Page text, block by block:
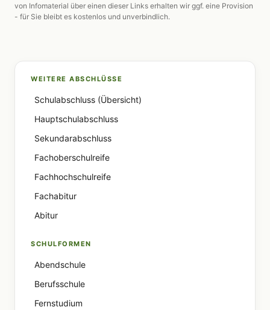
von Infomaterial über einen dieser Links erhalten wir ggf. eine Provision
- für Sie bleibt es kostenlos und unverbindlich.
WEITERE ABSCHLÜSSE
Schulabschluss (Übersicht)
Hauptschulabschluss
Sekundarabschluss
Fachoberschulreife
Fachhochschulreife
Fachabitur
Abitur
SCHULFORMEN
Abendschule
Berufsschule
Fernstudium